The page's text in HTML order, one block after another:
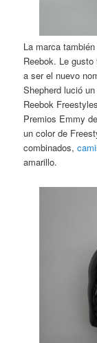
La marca
Reebok. Le
a ser el nuevo
Shepherd lució
Reebok
Premios Emmy
un color de
combinados,
amarillo.